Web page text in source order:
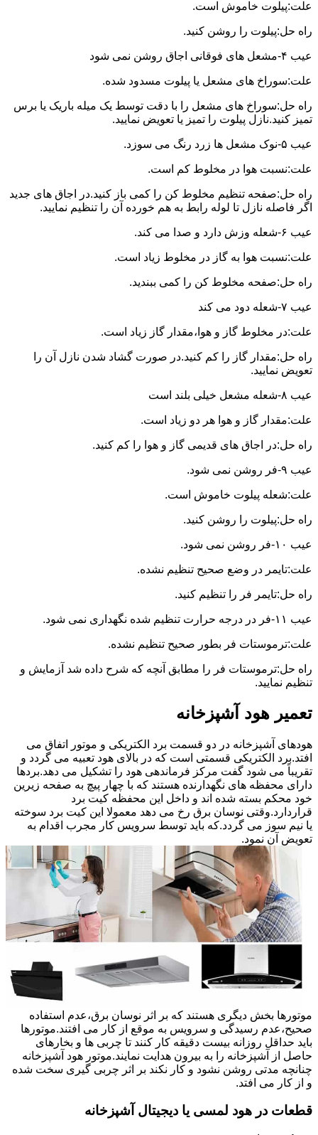
علت:پیلوت خاموش است.
راه حل:پیلوت را روشن کنید.
عیب ۴-مشعل های فوقانی اجاق روشن نمی شود
علت:سوراخ های مشعل یا پیلوت مسدود شده.
راه حل:سوراخ های مشعل را با دقت توسط یک میله باریک یا برس
تمیز کنید.نازل پیلوت را تمیز یا تعویض نمایید.
عیب ۵-نوک مشعل ها زرد رنگ می سوزد.
علت:نسبت هوا در مخلوط کم است.
راه حل:صفحه تنظیم مخلوط کن را کمی باز کنید.در اجاق های جدید
اگر فاصله نازل تا لوله رابط به هم خورده آن را تنظیم نمایید.
عیب ۶-شعله وزش دارد و صدا می کند.
علت:نسبت هوا به گاز در مخلوط زیاد است.
راه حل:صفحه مخلوط کن را کمی ببندید.
عیب ۷-شعله دود می کند
علت:در مخلوط گاز و هوا،مقدار گاز زیاد است.
راه حل:مقدار گاز را کم کنید.در صورت گشاد شدن نازل آن را
تعویض نمایید.
عیب ۸-شعله مشعل خیلی بلند است
علت:مقدار گاز و هوا هر دو زیاد است.
راه حل:در اجاق های قدیمی گاز و هوا را کم کنید.
عیب ۹-فر روشن نمی شود.
علت:شعله پیلوت خاموش است.
راه حل:پیلوت را روشن کنید.
عیب ۱۰-فر روشن نمی شود.
علت:تایمر در وضع صحیح تنظیم نشده.
راه حل:تایمر فر را تنظیم کنید.
عیب ۱۱-فر در درجه حرارت تنظیم شده نگهداری نمی شود.
علت:ترموستات فر بطور صحیح تنظیم نشده.
راه حل:ترموستات فر را مطابق آنچه که شرح داده شد آزمایش و
تنظیم نمایید.
تعمیر هود آشپزخانه
هودهای آشپزخانه در دو قسمت برد الکتریکی و موتور اتفاق می
افتد.برد الکتریکی قسمتی است که در بالای هود تعبیه می گردد و
تقریباً می شود گفت مرکز فرماندهی هود را تشکیل می دهد.بردها
دارای محفظه های نگهدارنده هستند که با چهار پیچ به صفحه زیرین
خود محکم بسته شده اند و داخل این محفظه کیت برد
قراردارد.وقتی نوسان برق رخ می دهد معمولا این کیت برد سوخته
یا نیم سوز می گردد.که باید توسط سرویس کار مجرب اقدام به
تعویض آن نمود.
موتورها بخش دیگری هستند که بر اثر نوسان برق،عدم استفاده
صحیح،عدم رسیدگی و سرویس به موقع از کار می افتند.موتورها
باید حداقل روزانه بیست دقیقه کار کنند تا چربی ها و بخارهای
حاصل از آشپزخانه را به بیرون هدایت نمایند.موتور هود آشپزخانه
چنانچه مدتی روشن نشود و کار نکند بر اثر چربی گیری سخت شده
و از کار می افتد.
قطعات در هود لمسی یا دیجیتال آشپزخانه